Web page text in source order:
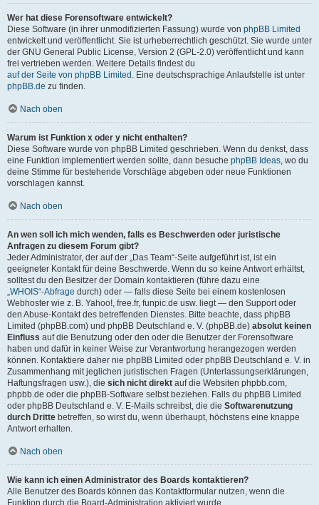
Wer hat diese Forensoftware entwickelt?
Diese Software (in ihrer unmodifizierten Fassung) wurde von phpBB Limited
entwickelt und veröffentlicht. Sie ist urheberrechtlich geschützt. Sie wurde unter
der GNU General Public License, Version 2 (GPL-2.0) veröffentlicht und kann
frei vertrieben werden. Weitere Details findest du
auf der Seite von phpBB Limited . Eine deutschsprachige Anlaufstelle ist unter
phpBB.de zu finden.
Nach oben
Warum ist Funktion x oder y nicht enthalten?
Diese Software wurde von phpBB Limited geschrieben. Wenn du denkst, dass
eine Funktion implementiert werden sollte, dann besuche phpBB Ideas, wo du
deine Stimme für bestehende Vorschläge abgeben oder neue Funktionen
vorschlagen kannst.
Nach oben
An wen soll ich mich wenden, falls es Beschwerden oder juristische
Anfragen zu diesem Forum gibt?
Jeder Administrator, der auf der „Das Team“-Seite aufgeführt ist, ist ein
geeigneter Kontakt für deine Beschwerde. Wenn du so keine Antwort erhältst,
solltest du den Besitzer der Domain kontaktieren (führe dazu eine
„WHOIS“-Abfrage durch) oder — falls diese Seite bei einem kostenlosen
Webhoster wie z. B. Yahoo!, free.fr, funpic.de usw. liegt — den Support oder
den Abuse-Kontakt des betreffenden Dienstes. Bitte beachte, dass phpBB
Limited (phpBB.com) und phpBB Deutschland e. V. (phpBB.de) absolut keinen
Einfluss auf die Benutzung oder den oder die Benutzer der Forensoftware
haben und dafür in keiner Weise zur Verantwortung herangezogen werden
können. Kontaktiere daher nie phpBB Limited oder phpBB Deutschland e. V. in
Zusammenhang mit jeglichen juristischen Fragen (Unterlassungserklärungen,
Haftungsfragen usw.), die sich nicht direkt auf die Websiten phpbb.com,
phpbb.de oder die phpBB-Software selbst beziehen. Falls du phpBB Limited
oder phpBB Deutschland e. V. E-Mails schreibst, die die Softwarenutzung
durch Dritte betreffen, so wirst du, wenn überhaupt, höchstens eine knappe
Antwort erhalten.
Nach oben
Wie kann ich einen Administrator des Boards kontaktieren?
Alle Benutzer des Boards können das Kontaktformular nutzen, wenn die
Funktion durch die Board-Administration aktiviert wurde.